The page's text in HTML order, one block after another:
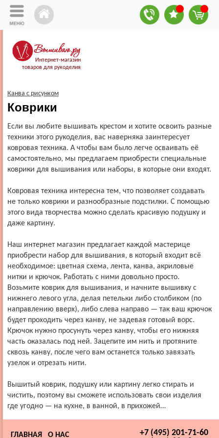
Интернет-магазин
товаров для рукоделия
Канва с рисунком
Коврики
Если вы любите вышивать крестом и хотите освоить разные
техники этого рукоделия, вас наверняка заинтересует
ковровая техника. А чтобы вам было легче осваивать её
самостоятельно, мы предлагаем приобрести специальные
коврики для вышивания или наборы, в которые они входят.
Ковровая техника интересна тем, что позволяет создавать
не только коврики и разнообразные подстилки. С помощью
этого вида творчества можно сделать красивую подушку и
даже картину.
Наш интернет магазин предлагает каждой мастерице
приобрести набор для вышивания, в который входит всё
необходимое: цветная схема, лента, канва, акриловые
нитки и крючок. Работать с ними довольно просто.
Возьмите коврик для вышивания, и начните вышивку с
нижнего левого угла, делая петельки либо столбиком (по
направлению вверх), либо слева направо — так ваш крючок
будет проходить через канву, не задевая готовый ворс.
Крючок нужно просунуть через канву, чтобы его нижняя
часть оказалась под ней. Зацепите им нить и протяните
сквозь канву, после чего вам останется только завязать
узелок и отрезать нити.
Вышитый коврик, подушку или картину легко стирать и
чистить, поэтому вы сможете использовать свои изделия
где угодно — на кухне, в ванной, в прихожей…
+7 (495) 201-71-60
ГЛАВНАЯ О НАС